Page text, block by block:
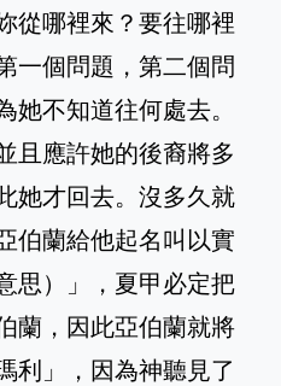
從哪裡來？要往哪裡
一個問題，第二個問
她不知道往何處去。
且應許她的後裔將多
她才回去。沒多久就
伯蘭給他起名叫以實
思）」，夏甲必定把
蘭，因此亞伯蘭就將
利」，因為神聽見了